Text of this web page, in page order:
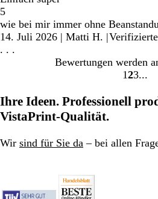
5
wie bei mir immer ohne
14. Juli 2026 | Matti H. |
. . .
Bewertungen werden
Gehe
Seite
1 Gehe
Seite
2Gehe
Seite
3
Ihre Ideen. Professionell
VistaPrint-Qualität.
Wir sind für Sie da – bei allen